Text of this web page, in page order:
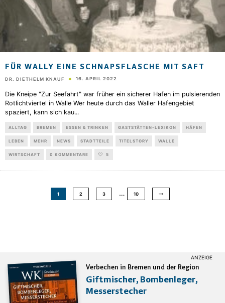
FÜR WALLY EINE SCHNAPSFLASCHE MIT SAFT
DR. DIETHELM KNAUF 16. APRIL 2022
Die Kneipe "Zur Seefahrt" war früher ein sicherer Hafen im pulsierenden
Rotlichtviertel in Walle Wer heute durch das Waller Hafengebiet
spaziert, kann sich kau...
ALLTAG BREMEN ESSEN & TRINKEN GASTSTÄTTEN-LEXIKON HÄFEN
LEBEN MEHR NEWS STADTTEILE TITELSTORY WALLE
WIRTSCHAFT 0 KOMMENTARE 5
1 2 3 … 10
Verbechen in Bremen und der Region
Giftmischer, Bombenleger,
Messerstecher